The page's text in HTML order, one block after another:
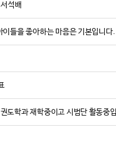
브
이
요
석배
들을 좋아하는 마음은 기본입니다.
도학과 재학중이고 시범단 활동중